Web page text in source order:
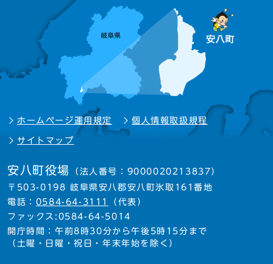
ホームページ運用規定 個人情報取扱規程
サイトマップ
安八町役場 （法人番号：9000020213837）
〒503-0198 岐阜県安八郡安八町氷取161番地
電話： 0584-64-3111
（代表）
ファックス:0584-64-5014
開庁時間：午前8時30分から午後5時15分まで
（土曜・日曜・祝日・年末年始を除く）